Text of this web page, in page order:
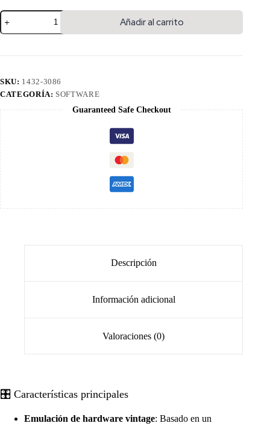
Añadir al carrito
SKU: 1432-3086
CATEGORÍA: SOFTWARE
Guaranteed Safe Checkout
Descripción
Información adicional
Valoraciones (0)
🎛 Características principales
Emulación de hardware vintage: Basado en un